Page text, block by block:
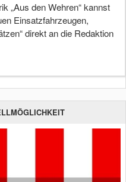
„Aus den Wehren“ kannst
Einsatzfahrzeugen,
direkt an die Redaktion